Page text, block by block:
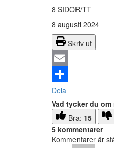
8 SIDOR/TT
8 augusti 2024
Skriv ut
Email
Dela
Vad tycker du
Bra: 15
5 kommentarer
Kommentarer är